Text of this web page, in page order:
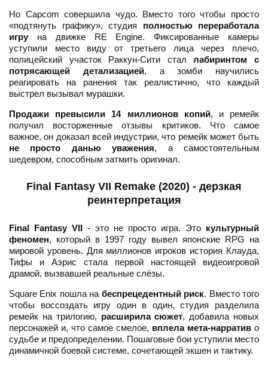
Но Capcom совершила чудо. Вместо того чтобы просто
«подтянуть графику», студия полностью переработала
игру на движке RE Engine. Фиксированные камеры
уступили место виду от третьего лица через плечо,
полицейский участок Раккун-Сити сталлабиринтом с
потрясающей детализацией, а зомби научились
реагировать на ранения так реалистично, что каждый
выстрел вызывал мурашки.
Продажи превысили 14 миллионов копий, и ремейк
получил восторженные отзывы критиков. Что самое
важное, он доказал всей индустрии, что ремейк может быть
не просто данью уважения, а самостоятельным
шедевром, способным затмить оригинал.
Final Fantasy VII Remake (2020) - дерзкая
реинтерпретация
Final Fantasy VII - это не просто игра. Это культурный
феномен, который в 1997 году вывел японские RPG на
мировой уровень. Для миллионов игроков история Клауда,
Тифы и Аэрис стала первой настоящей видеоигровой
драмой, вызвавшей реальные слёзы.
Square Enix пошла на беспрецедентный риск. Вместо того
чтобы воссоздать игру один в один, студия разделила
ремейк на трилогию, расширила сюжет, добавила новых
персонажей и, что самое смелое, вплела мета-нарратив о
судьбе и предопределении. Пошаговые бои уступили место
динамичной боевой системе, сочетающей экшен и тактику.